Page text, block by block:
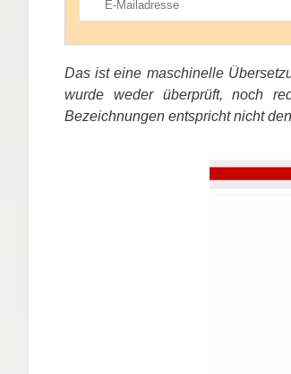
Das ist eine maschinelle
wurde weder überprüft, noch
Bezeichnungen entspricht nicht